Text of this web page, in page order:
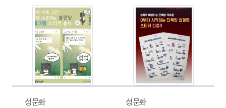
성문화 성문화